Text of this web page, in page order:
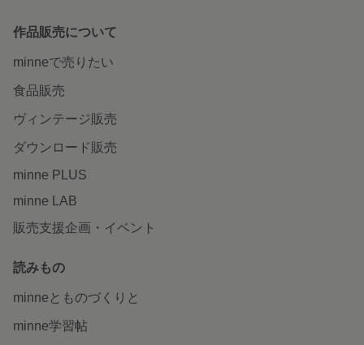
作品販売について
minneで売りたい
食品販売
ヴィンテージ販売
ダウンロード販売
minne PLUS
minne LAB
販売支援企画・イベント
読みもの
minneとものづくりと
minne学習帖